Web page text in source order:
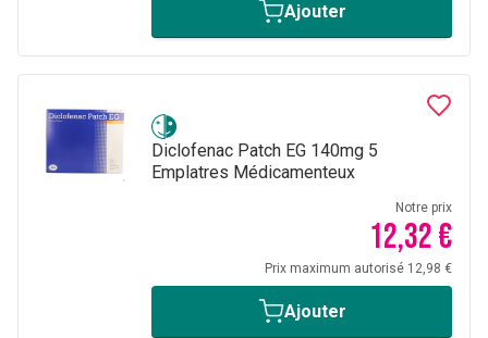
Ajouter
Diclofenac Patch EG 140mg 5
Emplatres Médicamenteux
Notre prix
12,32 €
Prix maximum autorisé 12,98 €
Ajouter